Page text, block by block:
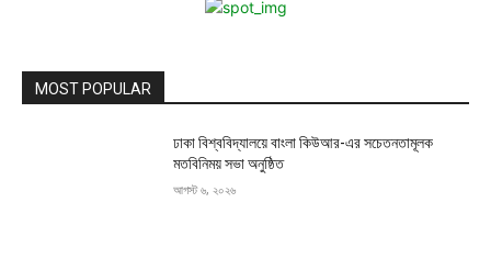
MOST POPULAR
ঢাকা বিশ্ববিদ্যালয়ে বাংলা কিউআর-এর সচেতনতামূলক
মতবিনিময় সভা অনুষ্ঠিত
আগস্ট ৬, ২০২৬